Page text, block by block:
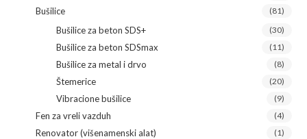
Bušilice (81)
Bušilice za beton SDS+ (30)
Bušilice za beton SDSmax (11)
Bušilice za metal i drvo (8)
Štemerice (20)
Vibracione bušilice (9)
Fen za vreli vazduh (4)
Renovator (višenamenski alat) (1)